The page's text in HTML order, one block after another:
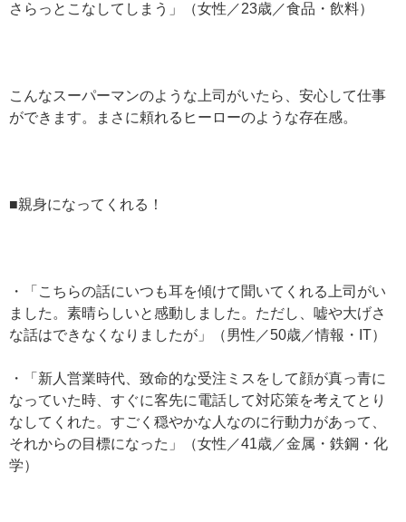
さらっとこなしてしまう」（女性／23歳／食品・飲料）
こんなスーパーマンのような上司がいたら、安心して仕事
ができます。まさに頼れるヒーローのような存在感。
■親身になってくれる！
・「こちらの話にいつも耳を傾けて聞いてくれる上司がい
ました。素晴らしいと感動しました。ただし、嘘や大げさ
な話はできなくなりましたが」（男性／50歳／情報・IT）
・「新人営業時代、致命的な受注ミスをして顔が真っ青に
なっていた時、すぐに客先に電話して対応策を考えてとり
なしてくれた。すごく穏やかな人なのに行動力があって、
それからの目標になった」（女性／41歳／金属・鉄鋼・化
学）